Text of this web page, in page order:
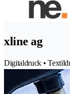
xline ag
Digitaldruck •